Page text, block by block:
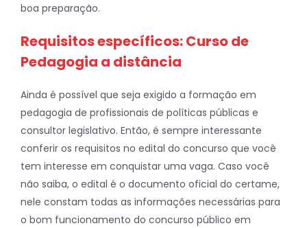
boa preparação.
Requisitos específicos: Curso de
Pedagogia a distância
Ainda é possível que seja exigido a formação em
pedagogia de profissionais de políticas públicas e
consultor legislativo. Então, é sempre interessante
conferir os requisitos no edital do concurso que você
tem interesse em conquistar uma vaga. Caso você
não saiba, o edital é o documento oficial do certame,
nele constam todas as informações necessárias para
o bom funcionamento do concurso público em